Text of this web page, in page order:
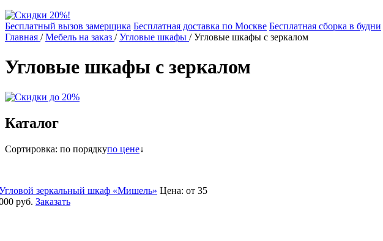
Бесплатный вызов замерщика Бесплатная доставка по Москве Бесплатная сборка в будни
Главная /Мебель на заказ /Угловые шкафы /Угловые шкафы с зеркалом
Угловые шкафы с зеркалом
Каталог
Сортировка: по порядкупо цене↓
зеркальный шкаф «Мишель» Цена: от 35
руб. Заказать